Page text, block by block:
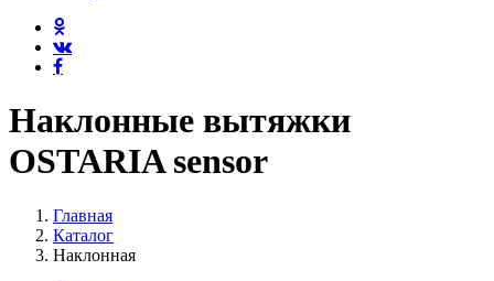
Наклонные вытяжки
OSTARIA sensor
Главная
Каталог
Наклонная